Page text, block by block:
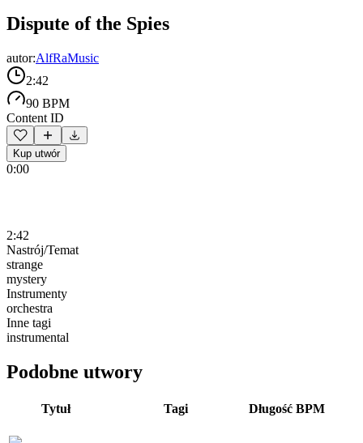
Dispute of the Spies
autor:AlfRaMusic
2:42
90 BPM
Content ID
Kup utwór
0:00
2:42
Nastrój/Temat
strange
mystery
Instrumenty
orchestra
Inne tagi
instrumental
Podobne utwory
Tytuł Tagi Długość BPM